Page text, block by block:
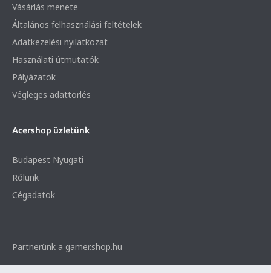
Vásárlás menete
Általános felhasználási feltételek
Adatkezelési nyilatkozat
Használati útmutatók
Pályázatok
Végleges adattörlés
Acershop üzletünk
Budapest Nyugati
Rólunk
Cégadatok
Partnerünk a gamer.shop.hu